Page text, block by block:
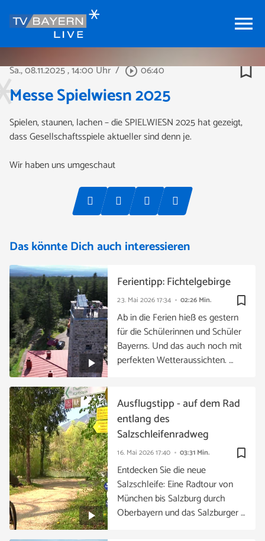
menu
Sa., 08.11.2025, 14:00 Uhr / play_circle_outline06:40 bookmark_border
Messe Spielwiesn 2025
Spielen, staunen, lachen – die SPIELWIESN 2025 hat gezeigt,
dass Gesellschaftsspiele aktueller sind denn je.
Wir haben uns umgeschaut
Das könnte Dich auch interessieren
bookmark_border
23. Mai 202617:34 02:26 Min.
Ferientipp: Fichtelgebirge
Ab in die Ferien hieß es gestern
für die Schülerinnen und Schüler
Bayerns. Und das auch noch mit
perfekten Wetteraussichten. …
bookmark_border
16. Mai 202617:40 03:31 Min.
Ausflugstipp - auf dem Rad
entlang des
Salzschleifenradweg
Entdecken Sie die neue
Salzschleife: Eine Radtour von
München bis Salzburg durch
Oberbayern und das Salzburger …